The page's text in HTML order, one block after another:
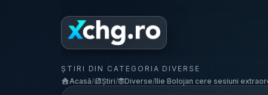
ȘTIRI DIN CATEGORIA DIVERSE
Acasă/ Știri/ Diverse/Ilie Bolojan cere sesiuni